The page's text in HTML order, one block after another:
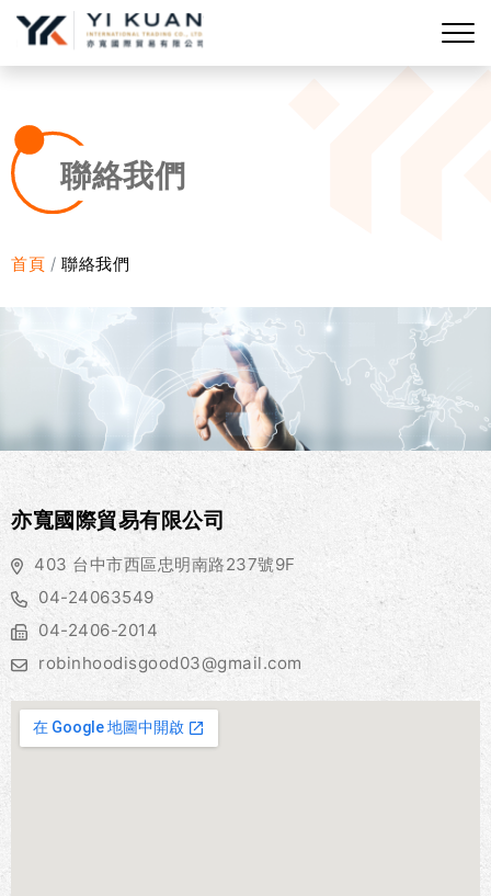
聯絡我們
首頁 聯絡我們
亦寬國際貿易有限公司
403 台中市西區忠明南路237號9F
04-24063549
04-2406-2014
robinhoodisgood03@gmail.com